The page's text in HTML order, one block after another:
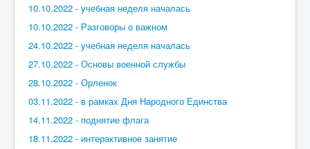
10.10.2022 - учебная неделя началась
10.10.2022 - Разговоры о важном
24.10.2022 - учебная неделя началась
27.10.2022 - Основы военной службы
28.10.2022 - Орленок
03.11.2022 - в рамках Дня Народного Единства
14.11.2022 - поднятие флага
18.11.2022 - интерактивное занятие